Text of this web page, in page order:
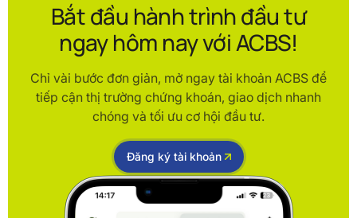
Bắt đầu hành trình đầu tư
ngay hôm nay với ACBS!
Chỉ vài bước đơn giản, mở ngay tài khoản ACBS để
tiếp cận thị trường chứng khoán, giao dịch nhanh
chóng và tối ưu cơ hội đầu tư.
Đăng ký tài khoản